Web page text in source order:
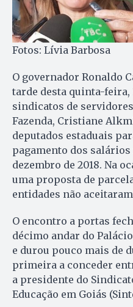
Fotos: Lívia Barbosa
O governador Ronaldo
tarde desta quinta-feira,
sindicatos de
Fazenda, Cristiane
deputados estaduais
pagamento dos
dezembro de 2018. Na
uma proposta de
entidades não
O encontro a portas
décimo andar do
e durou pouco mais de
primeira a conceder
a presidente do
Educação em Goiás